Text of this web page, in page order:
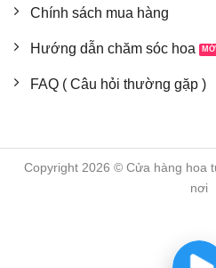
Chính sách mua hàng
Hướng dẫn chăm sóc hoa
FAQ ( Câu hỏi thường gặp )
Copyright 2026 © Cửa hàng hoa
nơi